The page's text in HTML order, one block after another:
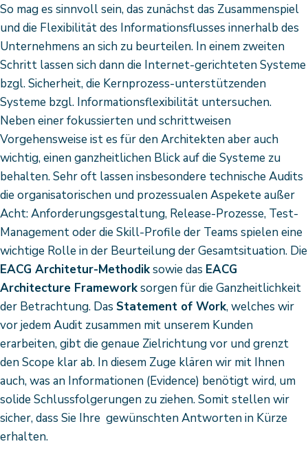
So mag es sinnvoll sein, das zunächst das Zusammenspiel
und die Flexibilität des Informationsflusses innerhalb des
Unternehmens an sich zu beurteilen. In einem zweiten
Schritt lassen sich dann die Internet-gerichteten Systeme
bzgl. Sicherheit, die Kernprozess-unterstützenden
Systeme bzgl. Informationsflexibilität untersuchen.
Neben einer fokussierten und schrittweisen
Vorgehensweise ist es für den Architekten aber auch
wichtig, einen ganzheitlichen Blick auf die Systeme zu
behalten. Sehr oft lassen insbesondere technische Audits
die organisatorischen und prozessualen Aspekete außer
Acht: Anforderungsgestaltung, Release-Prozesse, Test-
Management oder die Skill-Profile der Teams spielen eine
wichtige Rolle in der Beurteilung der Gesamtsituation. Die
EACG Architetur-Methodiksowie das EACG
Architecture Frameworksorgen für die Ganzheitlichkeit
der Betrachtung. Das Statement of Work, welches wir
vor jedem Audit zusammen mit unserem Kunden
erarbeiten, gibt die genaue Zielrichtung vor und grenzt
den Scope klar ab. In diesem Zuge klären wir mit Ihnen
auch, was an Informationen (Evidence) benötigt wird, um
solide Schlussfolgerungen zu ziehen. Somit stellen wir
sicher, dass Sie Ihre gewünschten Antworten in Kürze
erhalten.